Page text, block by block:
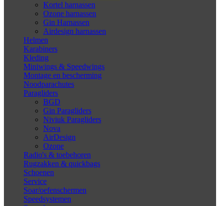
Kortel harnassen
Ozone harnassen
Gin Harnassen
Airdesign harnassen
Helmen
Karabiners
Kleding
Miniwings & Speedwings
Montage en bescherming
Noodparachutes
Paragliders
BGD
Gin Paragliders
Niviuk Paragliders
Nova
AirDesign
Ozone
Radio's & toebehoren
Rugzakken & quickbags
Schoenen
Service
Soar/oefenschermen
Speedsystemen